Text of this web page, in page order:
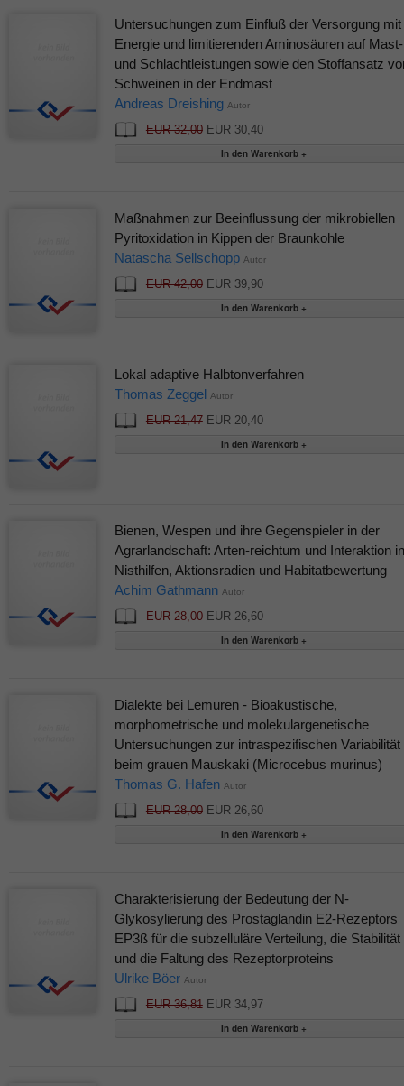
Untersuchungen zum Einfluß der Versorgung mit
Energie und limitierenden Aminosäuren auf Mast-
und Schlachtleistungen sowie den Stoffansatz
Schweinen in der Endmast
Andreas Dreishing Autor
EUR 32,00EUR 30,40
Maßnahmen zur Beeinflussung der mikrobiellen
Pyritoxidation in Kippen der Braunkohle
Natascha Sellschopp Autor
EUR 42,00EUR 39,90
Lokal adaptive Halbtonverfahren
Thomas Zeggel Autor
EUR 21,47EUR 20,40
Bienen, Wespen und ihre Gegenspieler in der
Agrarlandschaft: Arten-reichtum und Interaktion in
Nisthilfen, Aktionsradien und Habitatbewertung
Achim Gathmann Autor
EUR 28,00EUR 26,60
Dialekte bei Lemuren - Bioakustische,
morphometrische und molekulargenetische
Untersuchungen zur intraspezifischen Variabilität
beim grauen Mauskaki (Microcebus murinus)
Thomas G. Hafen Autor
EUR 28,00EUR 26,60
Charakterisierung der Bedeutung der N-
Glykosylierung des Prostaglandin E2-Rezeptors
EP3ß für die subzelluläre Verteilung, die Stabilität
und die Faltung des Rezeptorproteins
Ulrike Böer Autor
EUR 36,81EUR 34,97